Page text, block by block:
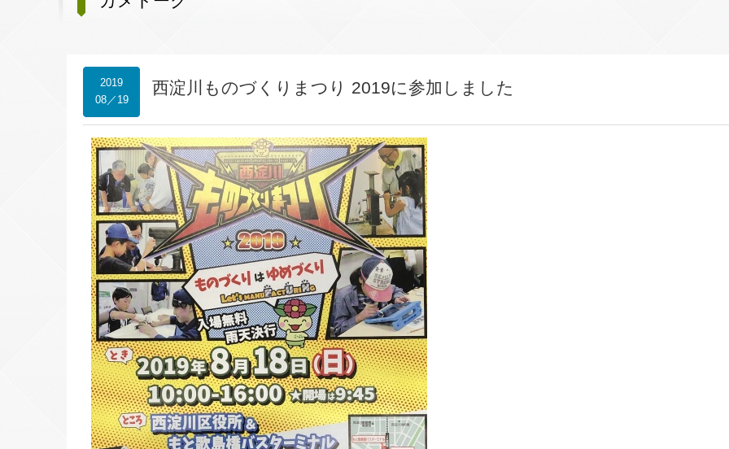
2019
08／19
西淀川ものづくりまつり 2019に参加しました